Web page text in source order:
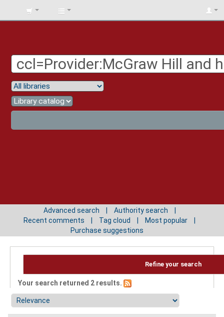
BIBLIOTECA
Advanced search
Authority search
Recent comments
Tag cloud
Most popular
Purchase suggestions
Refine your search
Your search returned 2 results.